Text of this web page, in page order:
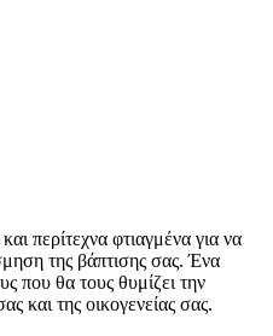
περίτεχνα φτιαγμένα για να
της βάπτισης σας. Ένα
που θα τους θυμίζει την
και της οικογενείας σας.